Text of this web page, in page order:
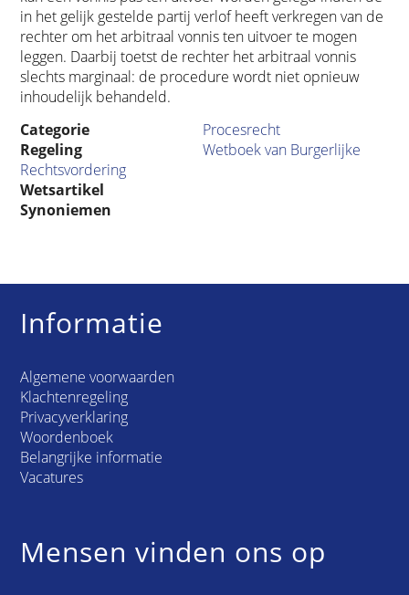
in het gelijk gestelde partij verlof heeft verkregen van de
rechter om het arbitraal vonnis ten uitvoer te mogen
leggen. Daarbij toetst de rechter het arbitraal vonnis
slechts marginaal: de procedure wordt niet opnieuw
inhoudelijk behandeld.
Categorie
Procesrecht
Regeling
Wetboek van Burgerlijke
Rechtsvordering
Wetsartikel
Synoniemen
Informatie
Algemene voorwaarden
Klachtenregeling
Privacyverklaring
Woordenboek
Belangrijke informatie
Vacatures
Mensen vinden ons op